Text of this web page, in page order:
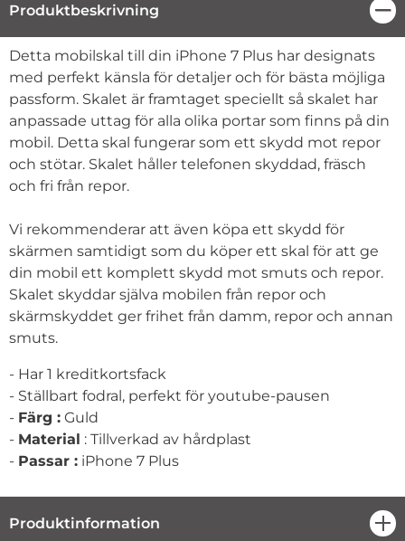
Produktbeskrivning
Produktbeskrivning
Detta mobilskal till din iPhone 7 Plus har designats
med perfekt känsla för detaljer och för bästa möjliga
passform. Skalet är framtaget speciellt så skalet har
anpassade uttag för alla olika portar som finns på din
mobil. Detta skal fungerar som ett skydd mot repor
och stötar. Skalet håller telefonen skyddad, fräsch
och fri från repor.
Vi rekommenderar att även köpa ett skydd för
skärmen samtidigt som du köper ett skal för att ge
din mobil ett komplett skydd mot smuts och repor.
Skalet skyddar själva mobilen från repor och
skärmskyddet ger frihet från damm, repor och annan
smuts.
- Har 1 kreditkortsfack
- Ställbart fodral, perfekt för youtube-pausen
- Färg : Guld
- Material : Tillverkad av hårdplast
- Passar : iPhone 7 Plus
Produktinformation